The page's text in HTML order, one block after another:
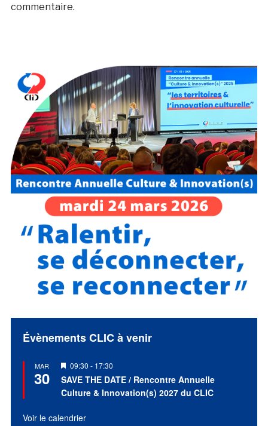
commentaire.
Évènements CLIC à venir
MAR
30
Mis
en
avant
09:30 - 17:30
SAVE THE DATE / Rencontre Annuelle
Culture & Innovation(s) 2027 du CLIC
Voir le calendrier